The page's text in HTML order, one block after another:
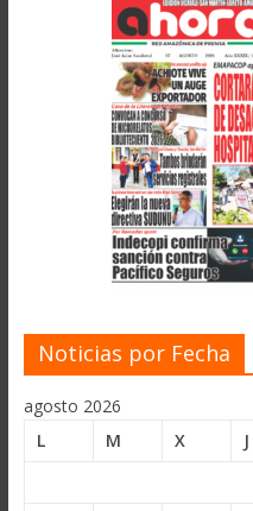
Noticias por Fecha
agosto 2026
L
M X J